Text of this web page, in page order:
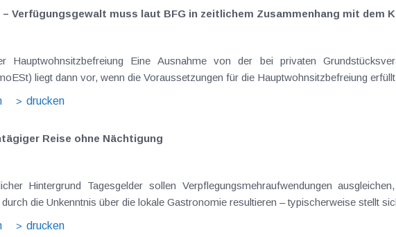
Verfügungsgewalt muss laut BFG in zeitlichem Zusammenhang mit dem
bei privaten Grundstücksveräußerungen regelmäßig anfallenden
liegt dann vor, wenn die Voraussetzungen für die Hauptwohnsitzbefreiung
drucken
Reise ohne Nächtigung
ausgleichen, welche im Zuge von Dienstreisen
die Unkenntnis über die lokale Gastronomie resultieren – typischerweise stellt
drucken